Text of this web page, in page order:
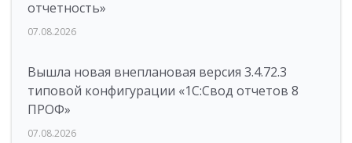
отчетность»
07.08.2026
Вышла новая внеплановая версия 3.4.72.3
типовой конфигурации «1C:Свод отчетов 8
ПРОФ»
07.08.2026